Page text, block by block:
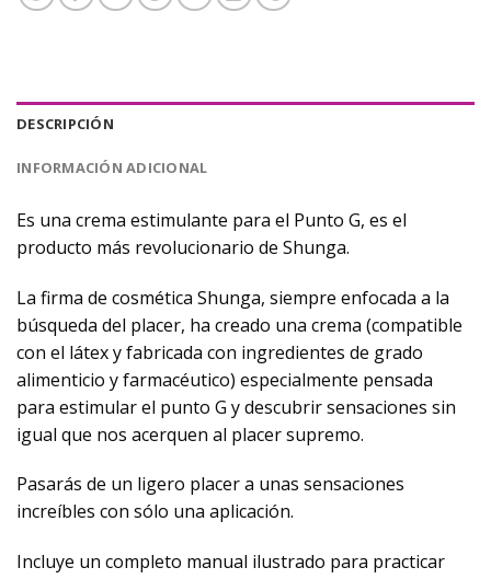
DESCRIPCIÓN
INFORMACIÓN ADICIONAL
Es una crema estimulante para el Punto G, es el
producto más revolucionario de Shunga.
La firma de cosmética Shunga, siempre enfocada a la
búsqueda del placer, ha creado una crema (compatible
con el látex y fabricada con ingredientes de grado
alimenticio y farmacéutico) especialmente pensada
para estimular el punto G y descubrir sensaciones sin
igual que nos acerquen al placer supremo.
Pasarás de un ligero placer a unas sensaciones
increíbles con sólo una aplicación.
Incluye un completo manual ilustrado para practicar